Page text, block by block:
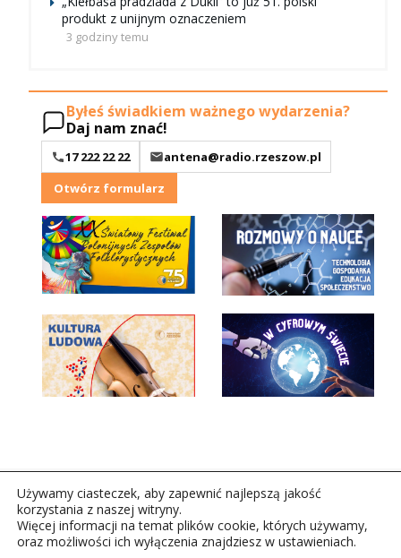
produkt z unijnym oznaczeniem
3 godziny temu
Byłeś świadkiem ważnego wydarzenia?
Daj nam znać!
17 222 22 22
antena@radio.rzeszow.pl
Otwórz formularz
Copyright © 2026Polskie Radio Rzeszów S.A. w likwidacj.
Używamy ciasteczek, aby zapewnić najlepszą jakość
korzystania z naszej witryny.
Więcej informacji na temat plików cookie, których używamy,
oraz możliwości ich wyłączenia znajdziesz w ustawieniach.